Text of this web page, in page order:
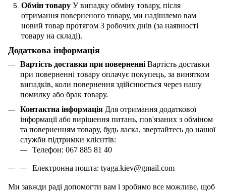
Обмін товару У випадку обміну товару, після
отримання поверненого товару, ми надішлемо вам
новий товар протягом 3 робочих днів (за наявності
товару на складі).
Додаткова інформація
Вартість доставки при поверненні Вартість доставки
при поверненні товару оплачує покупець, за винятком
випадків, коли повернення здійснюється через нашу
помилку або брак товару.
Контактна інформація Для отримання додаткової
інформації або вирішення питань, пов'язаних з обміном
та поверненням товару, будь ласка, звертайтесь до нашої
служби підтримки клієнтів:
Телефон: 067 885 81 40
Електронна пошта: tyaga.kiev@gmail.com
Ми завжди раді допомогти вам і зробимо все можливе, щоб